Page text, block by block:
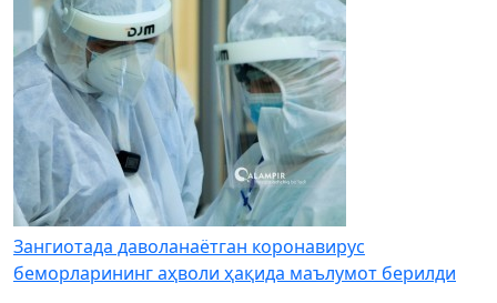
Зангиотада даволанаётган коронавирус
беморларининг аҳволи ҳақида маълумот берилди